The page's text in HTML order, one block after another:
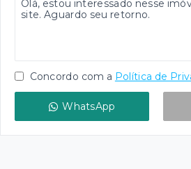
Concordo com a Política de
WhatsApp